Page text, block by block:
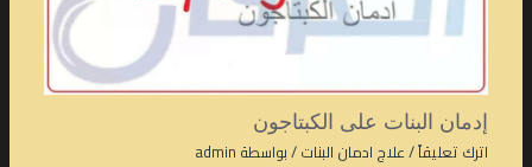
إدمان البنات على الكبتاجون
اترك تعليقاً/علاج ادمان البنات/ بواسطة admin